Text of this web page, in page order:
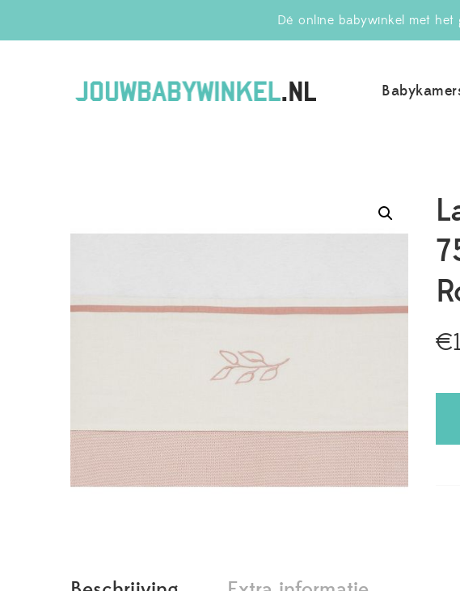
Dé online babywinkel met het
€